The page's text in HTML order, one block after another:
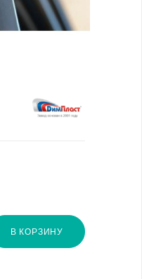
В КОРЗИНУ